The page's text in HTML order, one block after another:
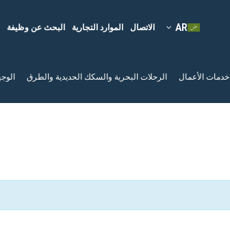
البحث عن وظيفة الموارد التجارية الاتصال
خدمات الأعمال الرحلات البحرية والسكك الحديدية والطرق